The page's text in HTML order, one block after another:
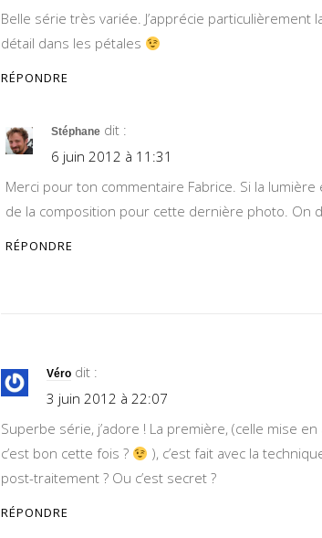
Belle série très variée. J’apprécie
détail dans les pétales
RÉPONDRE
Stéphane dit :
6 juin 2012 à 11:31
Merci pour ton commentaire Fabrice. Si la
de la composition pour cette dernière photo. On
RÉPONDRE
Véro dit :
3 juin 2012 à 22:07
Superbe série, j’adore ! La première, (celle mise
c’est bon cette fois ?
), c’est fait avec la
post-traitement ? Ou c’est secret ?
RÉPONDRE